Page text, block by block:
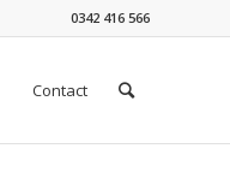
0342 416 566
Contact